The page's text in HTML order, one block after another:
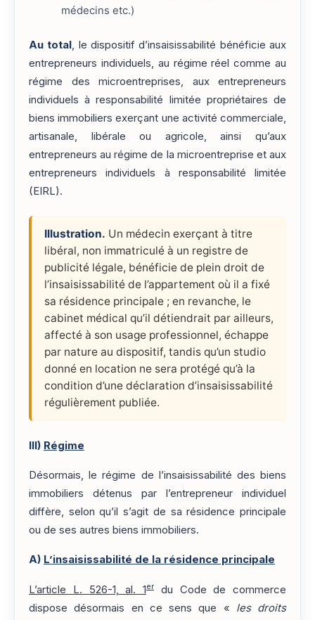
médecins etc.)
Au total, le dispositif d’insaisissabilité bénéficie aux
entrepreneurs individuels, au régime réel comme au
régime des microentreprises, aux entrepreneurs
individuels à responsabilité limitée propriétaires de
biens immobiliers exerçant une activité commerciale,
artisanale, libérale ou agricole, ainsi qu’aux
entrepreneurs au régime de la microentreprise et aux
entrepreneurs individuels à responsabilité limitée
(EIRL).
Illustration. Un médecin exerçant à titre
libéral, non immatriculé à un registre de
publicité légale, bénéficie de plein droit de
l’insaisissabilité de l’appartement où il a fixé
sa résidence principale ; en revanche, le
cabinet médical qu’il détiendrait par ailleurs,
affecté à son usage professionnel, échappe
par nature au dispositif, tandis qu’un studio
donné en location ne sera protégé qu’à la
condition d’une déclaration d’insaisissabilité
régulièrement publiée.
III) Régime
Désormais, le régime de l’insaisissabilité des biens
immobiliers détenus par l’entrepreneur individuel
diffère, selon qu’il s’agit de sa résidence principale
ou de ses autres biens immobiliers.
A) L’insaisissabilité de la résidence principale
L’article L. 526-1, al. 1er
du Code de commerce
dispose désormais en ce sens que « les droits